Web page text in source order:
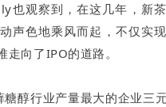
也观察到，在这几年，新
声色地乘风而起，不仅实
向了IPO的道路。
醇行业产量最大的企业三